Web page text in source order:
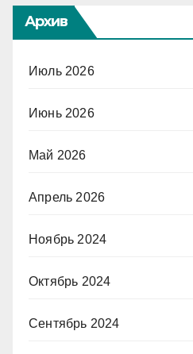
Архив
Июль 2026
Июнь 2026
Май 2026
Апрель 2026
Ноябрь 2024
Октябрь 2024
Сентябрь 2024